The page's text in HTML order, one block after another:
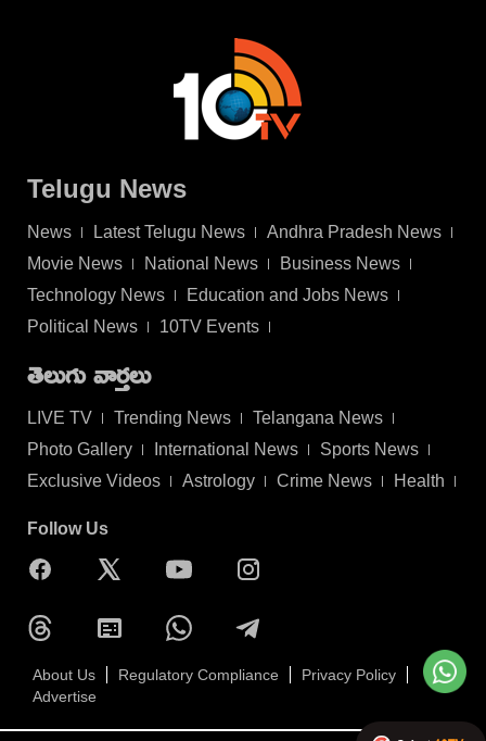
Telugu News
News Latest Telugu News
Andhra Pradesh News
Movie News
National News
Business News
Technology News
Education and Jobs News
Political News
10TV Events
తెలుగు వార్తలు
LIVE TV Trending News
Telangana News
Photo Gallery
International News
Sports News
Exclusive Videos
Astrology Crime News Health
Follow Us
About Us Regulatory Compliance
Privacy Policy
Advertise